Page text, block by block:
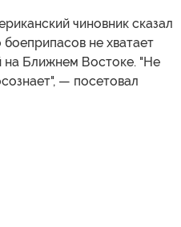
чиновник сказал
не хватает
на Ближнем Востоке. "Не
— посетовал